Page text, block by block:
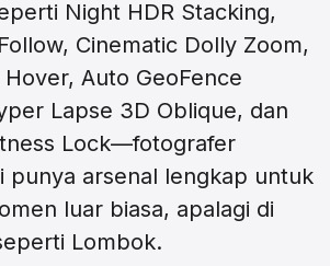
Night HDR Stacking,
Cinematic Dolly Zoom,
Auto GeoFence
Lapse 3D Oblique, dan
Lock—fotografer
punya arsenal lengkap untuk
luar biasa, apalagi di
Lombok.